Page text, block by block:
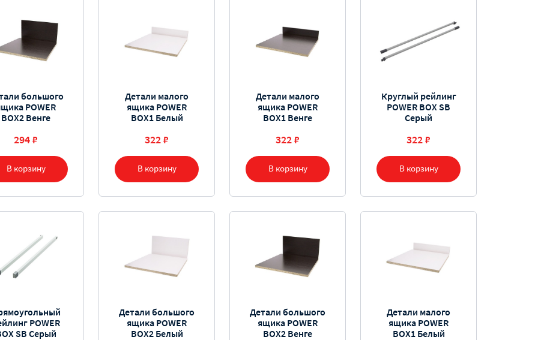
В корзину
большого
POWER
BOX2 Венге
294 ₽
В корзину
Детали малого
ящика POWER
BOX1 Белый
322 ₽
В корзину
Детали малого
ящика POWER
BOX1 Венге
322 ₽
В корзину
Круглый рейлинг
POWER BOX SB
Серый
322 ₽
POWER
SB Серый
Детали большого
ящика POWER
BOX2 Белый
Детали большого
ящика POWER
BOX2 Венге
Детали малого
ящика POWER
BOX1 Белый